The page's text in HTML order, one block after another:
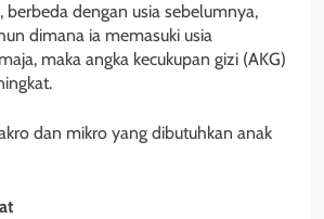
berbeda dengan usia sebelumnya,
dimana ia memasuki usia
maka angka kecukupan gizi (AKG)
dan mikro yang dibutuhkan anak